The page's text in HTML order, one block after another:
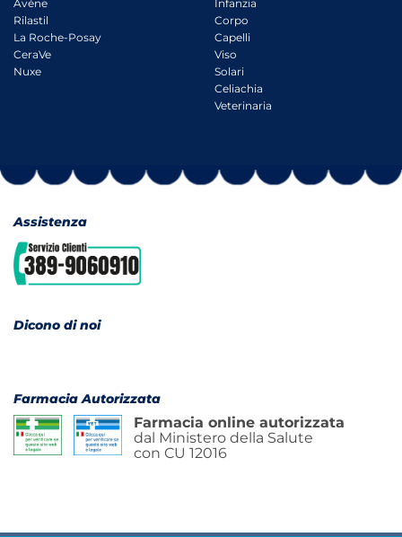
Avène
Rilastil
La Roche-Posay
CeraVe
Nuxe
Infanzia
Corpo
Capelli
Viso
Solari
Celiachia
Veterinaria
Assistenza
Dicono di noi
Farmacia Autorizzata
Farmacia online autorizzata
dal Ministero della Salute
con CU 12016